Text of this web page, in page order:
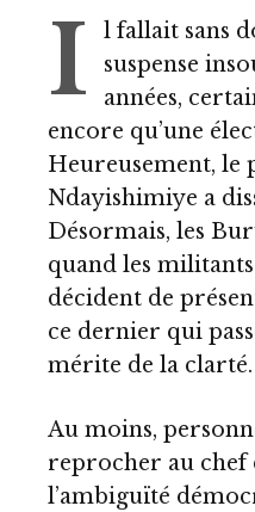
I
l fallait sans
suspense
années,
encore qu’une
Heureusement, le
Ndayishimiye a
Désormais, les
quand les
décident de
ce dernier qui
mérite de la clarté.
Au moins,
reprocher au chef
l’ambiguïté